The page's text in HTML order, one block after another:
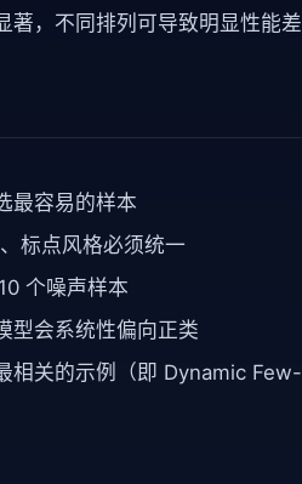
著，不同排列可导致明显性能
最容易的样本
标点风格必须统一
个噪声样本
型会系统性偏向正类
相关的示例（即 Dynamic Few-